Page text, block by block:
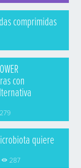
comprimidas
con
279
quiere
287